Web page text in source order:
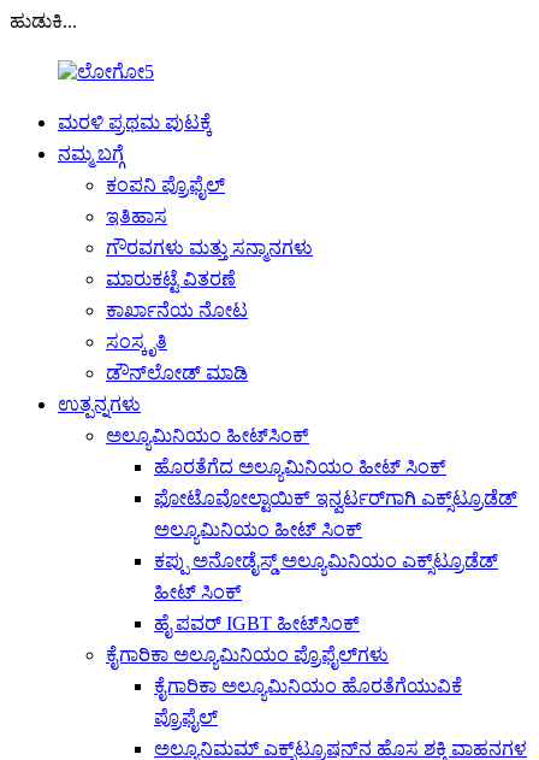
ಹುಡುಕಿ...
ಮರಳಿ ಪ್ರಥಮ ಪುಟಕ್ಕೆ
ನಮ್ಮ ಬಗ್ಗೆ
ಕಂಪನಿ ಪ್ರೊಫೈಲ್
ಇತಿಹಾಸ
ಗೌರವಗಳು ಮತ್ತು ಸನ್ಮಾನಗಳು
ಮಾರುಕಟ್ಟೆ ವಿತರಣೆ
ಕಾರ್ಖಾನೆಯ ನೋಟ
ಸಂಸ್ಕೃತಿ
ಡೌನ್‌ಲೋಡ್ ಮಾಡಿ
ಉತ್ಪನ್ನಗಳು
ಅಲ್ಯೂಮಿನಿಯಂ ಹೀಟ್‌ಸಿಂಕ್
ಹೊರತೆಗೆದ ಅಲ್ಯೂಮಿನಿಯಂ ಹೀಟ್ ಸಿಂಕ್
ಫೋಟೊವೋಲ್ಟಾಯಿಕ್ ಇನ್ವರ್ಟರ್‌ಗಾಗಿ ಎಕ್ಸ್‌ಟ್ರೂಡೆಡ್
ಅಲ್ಯೂಮಿನಿಯಂ ಹೀಟ್ ಸಿಂಕ್
ಕಪ್ಪು ಅನೋಡೈಸ್ಡ್ ಅಲ್ಯೂಮಿನಿಯಂ ಎಕ್ಸ್‌ಟ್ರೂಡೆಡ್
ಹೀಟ್ ಸಿಂಕ್
ಹೈ ಪವರ್ IGBT ಹೀಟ್‌ಸಿಂಕ್
ಕೈಗಾರಿಕಾ ಅಲ್ಯೂಮಿನಿಯಂ ಪ್ರೊಫೈಲ್‌ಗಳು
ಕೈಗಾರಿಕಾ ಅಲ್ಯೂಮಿನಿಯಂ ಹೊರತೆಗೆಯುವಿಕೆ
ಪ್ರೊಫೈಲ್
ಅಲ್ಯೂನಿಮಮ್ ಎಕ್ಸ್‌ಟ್ರೂಷನ್‌ನ ಹೊಸ ಶಕ್ತಿ ವಾಹನಗಳ